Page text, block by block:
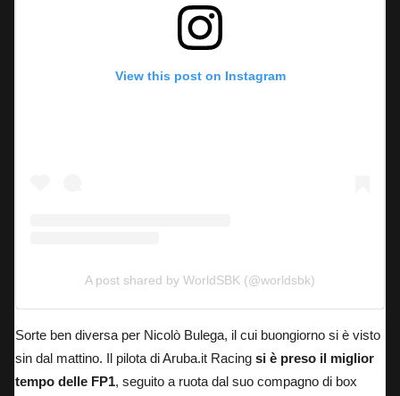
View this post on Instagram
A post shared by WorldSBK (@worldsbk)
Sorte ben diversa per Nicolò Bulega, il cui buongiorno si è visto
sin dal mattino. Il pilota di Aruba.it Racing si è preso il miglior
tempo delle FP1, seguito a ruota dal suo compagno di box